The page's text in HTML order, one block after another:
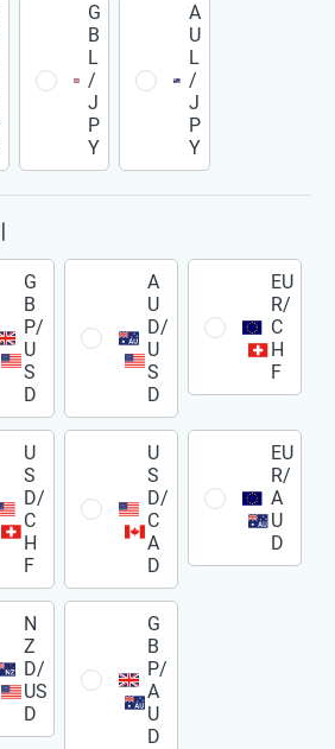
G
B
L
/
J
P
Y
A
U
L
/
J
P
Y
G
B
P/
U
S
D
A
U
D/
U
S
D
EU
R/
C
H
F
U
S
D/
C
H
F
U
S
D/
C
A
D
EU
R/
A
U
D
N
Z
D/
US
D
G
B
P/
A
U
D